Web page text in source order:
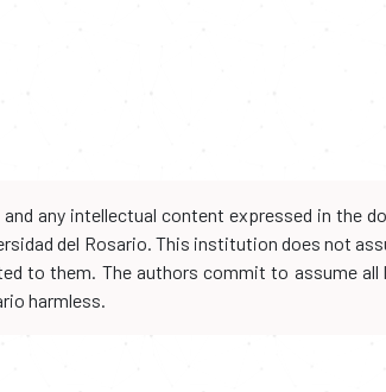
any intellectual content expressed in the
del Rosario. This institution does not
to them. The authors commit to assume
harmless.